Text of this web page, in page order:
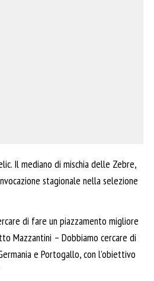
Il mediano di mischia delle Zebre,
stagionale nella selezione
di fare un piazzamento migliore
Mazzantini – Dobbiamo cercare di
e Portogallo, con l’obiettivo